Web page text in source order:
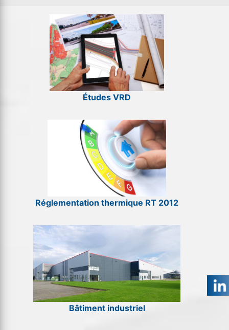
Études VRD
Réglementation thermique RT 2012
Bâtiment industriel